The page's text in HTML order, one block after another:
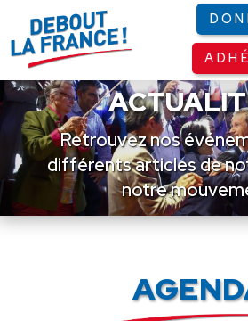
Retrouvez nos
différents articles de
notre
Panneau de gestion des cookies